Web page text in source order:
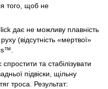
того, щоб не
дає не можливу плавність
(відсутність «мертвої»
та стабілізувати
підвіски, щільну
троса. Результат: